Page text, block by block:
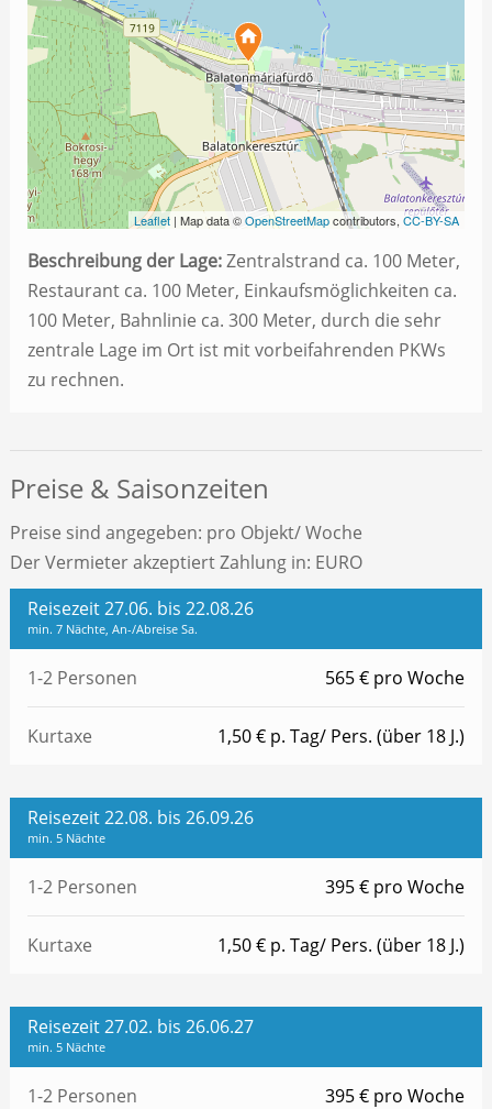
Leaflet | Map data ©OpenStreetMapcontributors,CC-BY-SA
Beschreibung der Lage:Zentralstrand ca. 100 Meter,
Restaurant ca. 100 Meter, Einkaufsmöglichkeiten ca.
100 Meter, Bahnlinie ca. 300 Meter, durch die sehr
zentrale Lage im Ort ist mit vorbeifahrenden PKWs
zu rechnen.
Preise & Saisonzeiten
Preise sind angegeben: pro Objekt/ Woche
Der Vermieter akzeptiert Zahlung in: EURO
Reisezeit 27.06. bis 22.08.26
min. 7 Nächte, An-/Abreise Sa.
1-2 Personen 565 € pro Woche
Kurtaxe 1,50 € p. Tag/ Pers. (über 18 J.)
Reisezeit 22.08. bis 26.09.26
min. 5 Nächte
1-2 Personen 395 € pro Woche
Kurtaxe 1,50 € p. Tag/ Pers. (über 18 J.)
Reisezeit 27.02. bis 26.06.27
min. 5 Nächte
1-2 Personen 395 € pro Woche